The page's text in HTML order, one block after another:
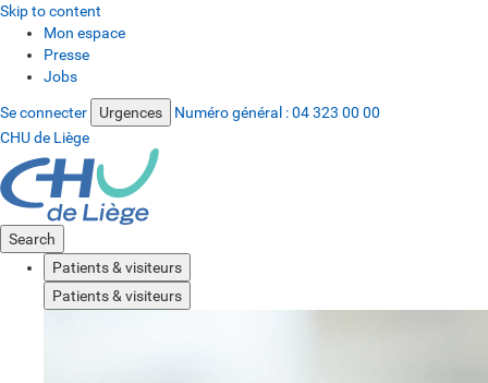
Skip to content
Mon espace
Presse
Jobs
Se connecter Urgences Numéro général :04 323 00 00
CHU de Liège
Search
Patients & visiteurs
Patients & visiteurs